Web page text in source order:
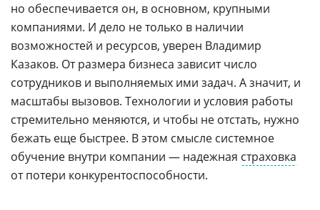
но обеспечивается он, в основном, крупными
компаниями. И дело не только в наличии
возможностей и ресурсов, уверен Владимир
Казаков. От размера бизнеса зависит число
сотрудников и выполняемых ими задач. А значит, и
масштабы вызовов. Технологии и условия работы
стремительно меняются, и чтобы не отстать, нужно
бежать еще быстрее. В этом смысле системное
обучение внутри компании — надежная страховка
от потери конкурентоспособности.